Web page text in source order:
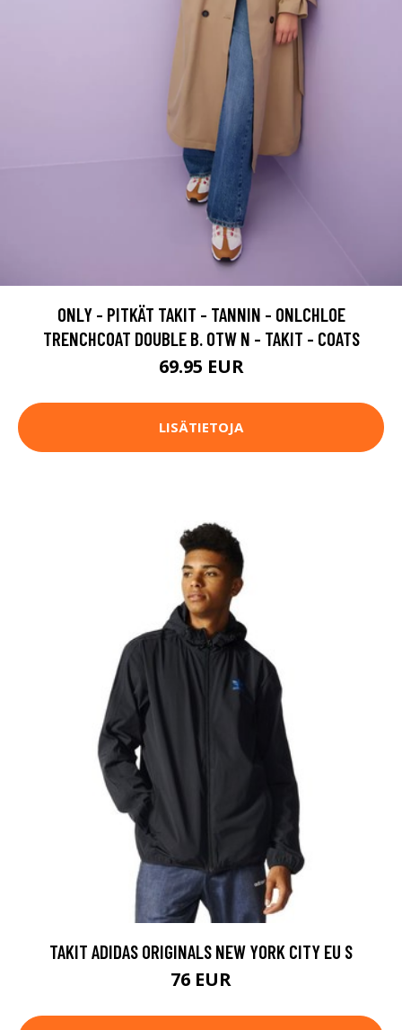
ONLY - PITKÄT TAKIT - TANNIN - ONLCHLOE
TRENCHCOAT DOUBLE B. OTW N - TAKIT - COATS
69.95 EUR
LISÄTIETOJA
TAKIT ADIDAS ORIGINALS NEW YORK CITY EU S
76 EUR